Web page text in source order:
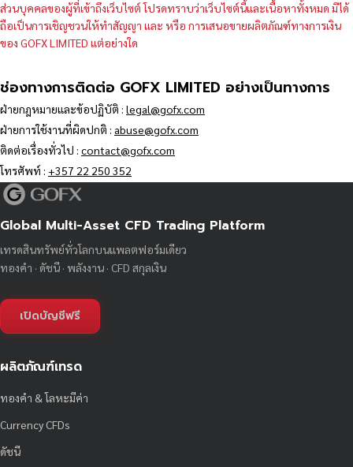
ส่วนบุคคลของผู้ที่เข้าถึงเว็บไซต์ โปรดทราบว่าเว็บไซต์นี้และเนื้อหาทั้งหมด มิได้
ถือเป็นการเชิญชวนให้ทำสัญญา และ หรือ การเสนอขายผลิตภัณฑ์ทางการเงิน
ของ GOFX LIMITED แต่อย่างใด
ช่องทางการติดต่อ GOFX LIMITED อย่างเป็นทางการ
ฝ่ายกฎหมายและข้อปฏิบัติ : legal@gofx.com
ฝ่ายการใช้งานที่ผิดปกติ : abuse@gofx.com
ติดต่อเรื่องทั่วไป : contact@gofx.com
โทรศัพท์ : +357 22 250 352
Global Multi-Asset CFD Trading Platform
เทรดสินทรัพย์ทั่วโลกบนแพลตฟอร์มเดียว
ทองคำ · ดัชนี · พลังงาน · CFD สกุลเงิน
เปิดบัญชีฟรี
ผลิตภัณฑ์เทรด
ทองคำ & โลหะมีค่า
Currency CFDs
ดัชนี